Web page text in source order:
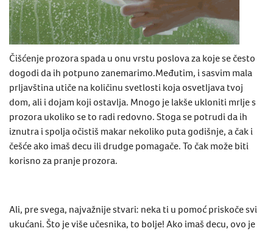
Čišćenje prozora spada u onu vrstu poslova za koje se često
dogodi da ih potpuno zanemarimo.Međutim, i sasvim mala
prljavština utiče na količinu svetlosti koja osvetljava tvoj
dom,​​ ali i dojam koji ostavlja. Mnogo je lakše ukloniti mrlje s
prozora ukoliko se to radi ​​redovno. Stoga se potrudi da ih
iznutra i spolja očistiš makar nekoliko puta godišnje, a čak i
češće ako imaš decu ili ​​drudge pomagače. To čak može biti
korisno za pranje prozora.
Ali, pre svega, najvažnije stvari: neka ti u pomoć priskoče svi
ukućani. Što je više učesnika, to bolje! Ako imaš decu, ovo je